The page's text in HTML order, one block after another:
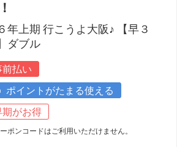
年上期 行こうよ大阪♪ 【早３
ダブル
前払い
ポイントがたまる使える
期がお得
ポンコードはご利用いただけません。